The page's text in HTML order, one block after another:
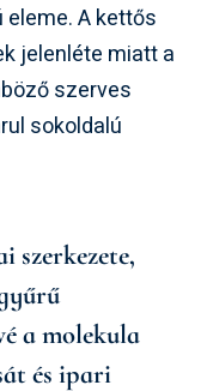
A kettős
jelenléte miatt a
szerves
sokoldalú
szerkezete,
a molekula
és ipari